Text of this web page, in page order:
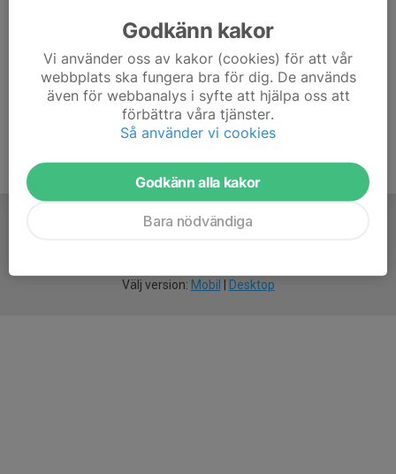
Välj version: Mobil Desktop
Godkänn kakor
Vi använder oss av kakor (cookies) för att vår
webbplats ska fungera bra för dig. De används
även för webbanalys i syfte att hjälpa oss att
förbättra våra tjänster.
Så använder vi cookies
Godkänn alla kakor
Bara nödvändiga